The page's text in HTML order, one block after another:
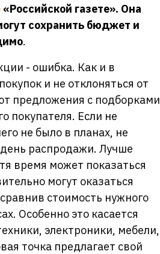
«Российской газете». Она
сохранить бюджет и
.
- ошибка. Как и в
и не отклоняться от
предложения с подборками
покупателя. Если не
не было в планах, не
распродажи. Лучше
время может показаться
могут оказаться
стоимость нужного
Особенно это касается
электроники, мебели,
точка предлагает свой